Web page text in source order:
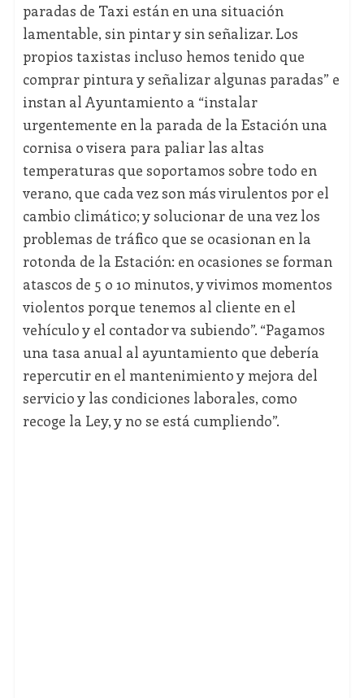
paradas de Taxi están en una situación
lamentable, sin pintar y sin señalizar. Los
propios taxistas incluso hemos tenido que
comprar pintura y señalizar algunas paradas” e
instan al Ayuntamiento a “instalar
urgentemente en la parada de la Estación una
cornisa o visera para paliar las altas
temperaturas que soportamos sobre todo en
verano, que cada vez son más virulentos por el
cambio climático; y solucionar de una vez los
problemas de tráfico que se ocasionan en la
rotonda de la Estación: en ocasiones se forman
atascos de 5 o 10 minutos, y vivimos momentos
violentos porque tenemos al cliente en el
vehículo y el contador va subiendo”. “Pagamos
una tasa anual al ayuntamiento que debería
repercutir en el mantenimiento y mejora del
servicio y las condiciones laborales, como
recoge la Ley, y no se está cumpliendo”.